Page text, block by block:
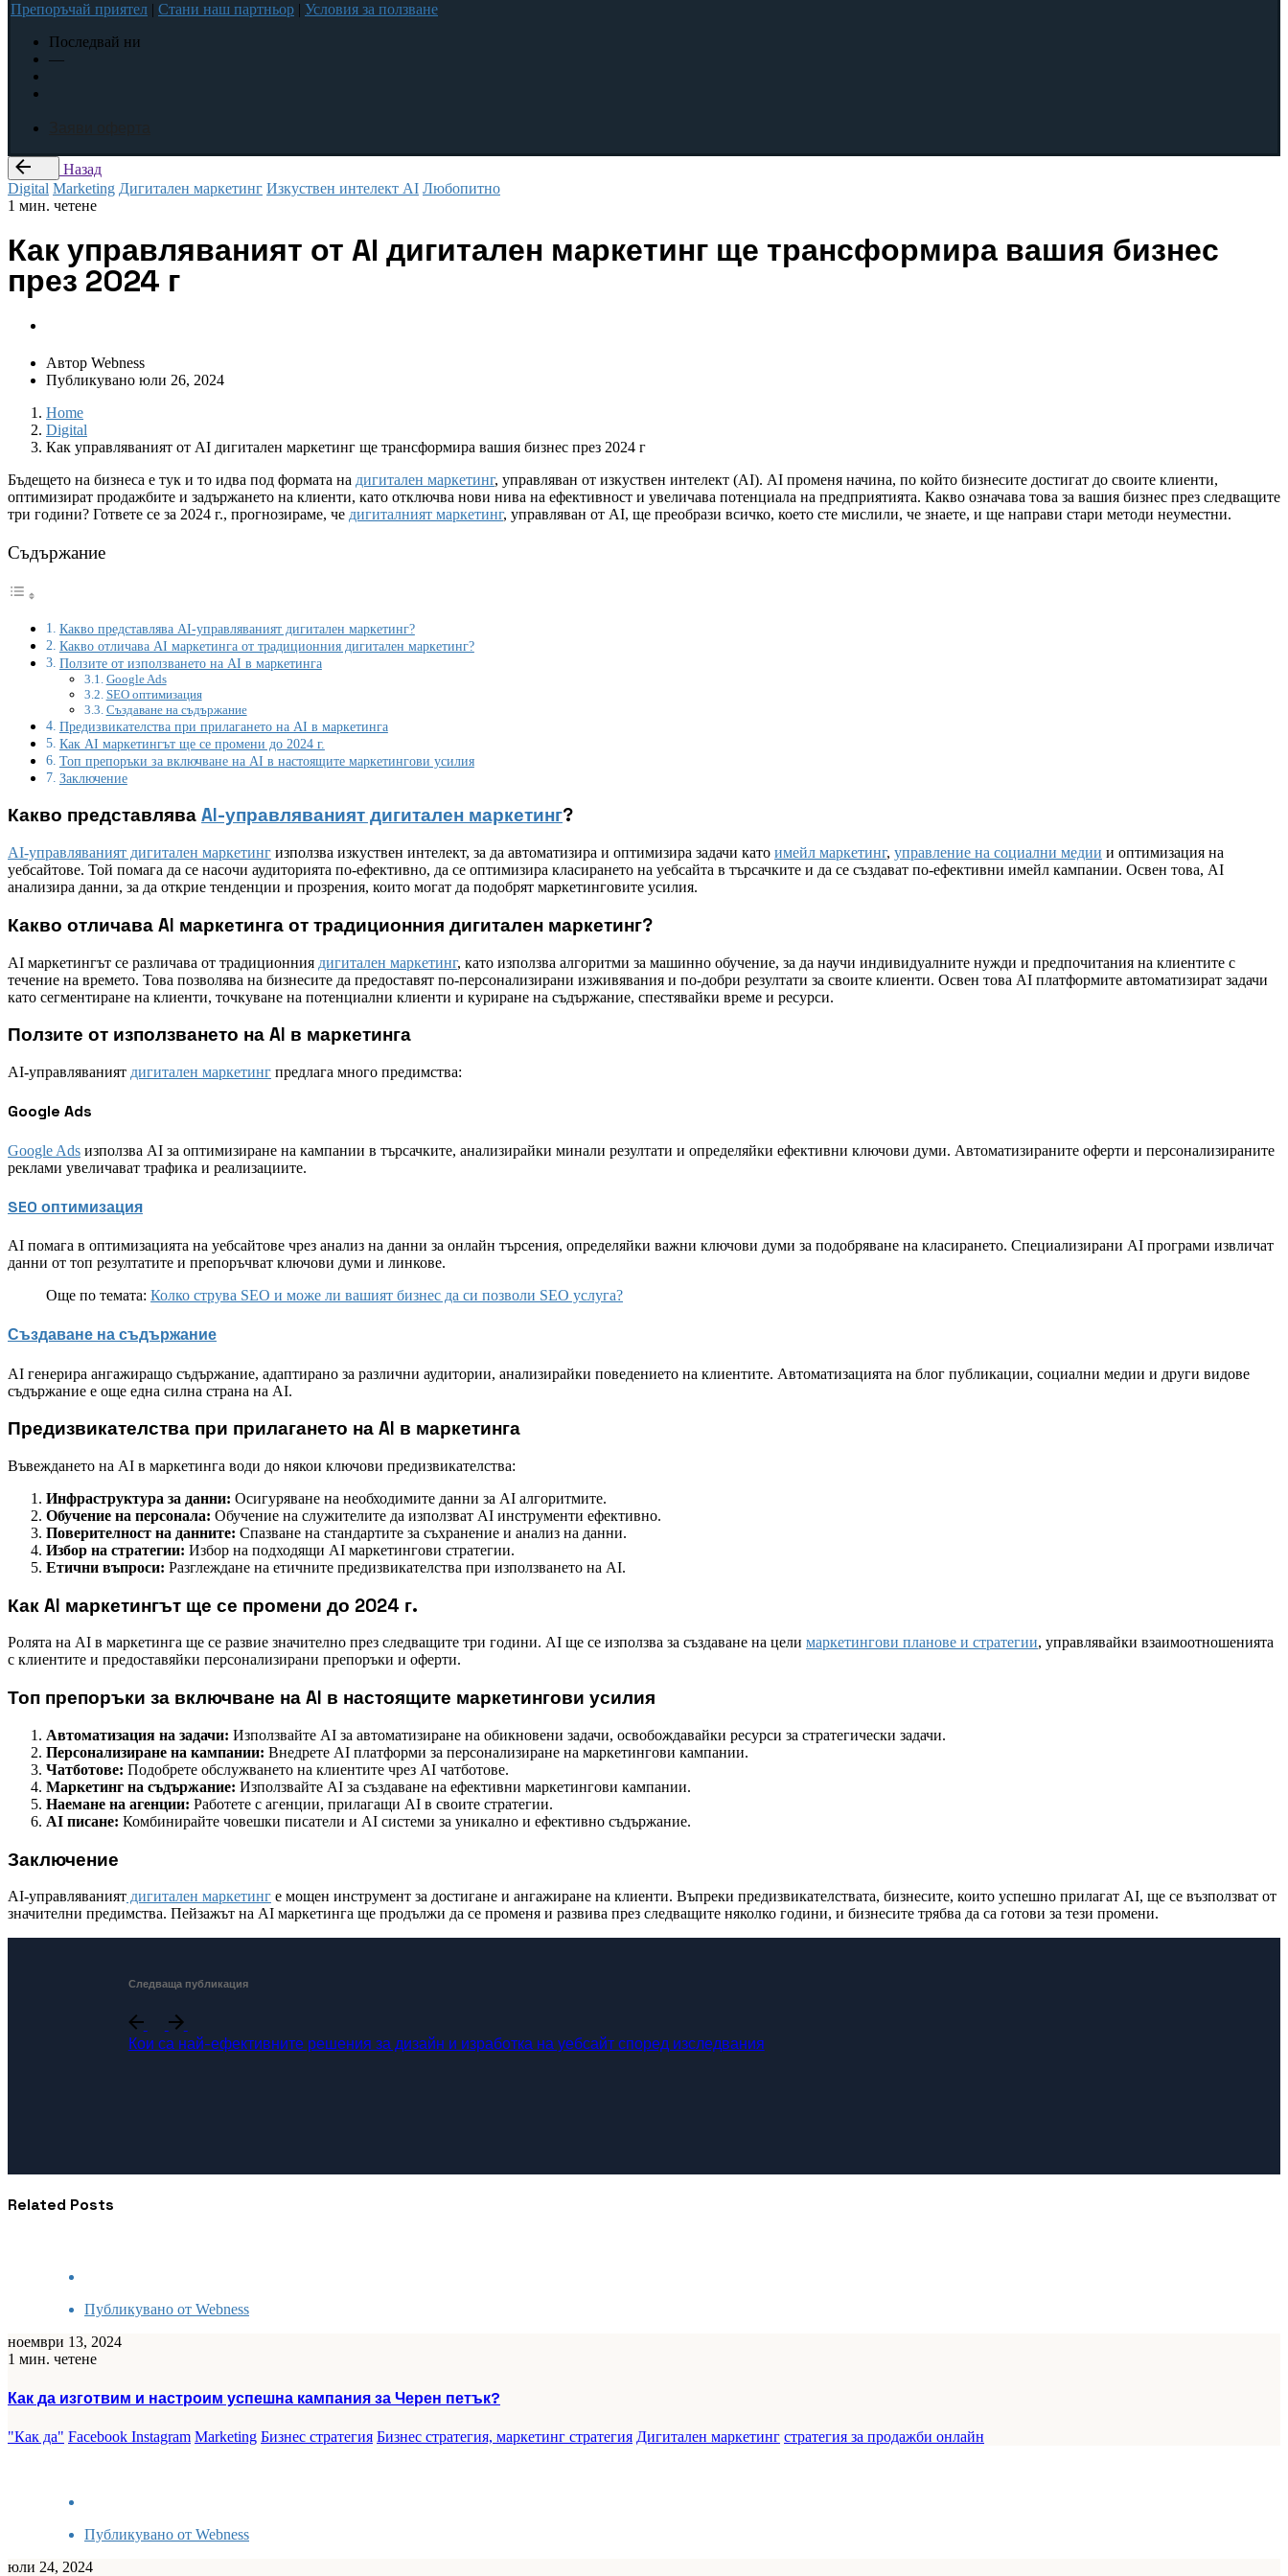
Препоръчай приятел | Стани наш партньор | Условия за ползване
Последвай ни
—
Назад
Digital Marketing Дигитален маркетинг Изкуствен интелект AI Любопитно
1 мин. четене
Как управляваният от AI дигитален маркетинг ще трансформира вашия бизнес
през 2024 г
Автор Webness
Публикувано юли 26, 2024
Home
Digital
Как управляваният от AI дигитален маркетинг ще трансформира вашия бизнес през 2024 г
Бъдещето на бизнеса е тук и то идва под формата на дигитален маркетинг, управляван от изкуствен интелект (AI). AI променя начина, по който бизнесите достигат до своите клиенти,
оптимизират продажбите и задържането на клиенти, като отключва нови нива на ефективност и увеличава потенциала на предприятията. Какво означава това за вашия бизнес през следващите
три години? Гответе се за 2024 г., прогнозираме, че дигиталният маркетинг, управляван от AI, ще преобрази всичко, което сте мислили, че знаете, и ще направи стари методи неуместни.
Съдържание
Какво представлява AI-управляваният дигитален маркетинг?
Какво отличава AI маркетинга от традиционния дигитален маркетинг?
Ползите от използването на AI в маркетинга
Google Ads
SEO оптимизация
Създаване на съдържание
Предизвикателства при прилагането на AI в маркетинга
Как AI маркетингът ще се промени до 2024 г.
Топ препоръки за включване на AI в настоящите маркетингови усилия
Заключение
Какво представлява AI-управляваният дигитален маркетинг?
AI-управляваният дигитален маркетинг използва изкуствен интелект, за да автоматизира и оптимизира задачи като имейл маркетинг, управление на социални медии и оптимизация на
уебсайтове. Той помага да се насочи аудиторията по-ефективно, да се оптимизира класирането на уебсайта в търсачките и да се създават по-ефективни имейл кампании. Освен това, AI
анализира данни, за да открие тенденции и прозрения, които могат да подобрят маркетинговите усилия.
Какво отличава AI маркетинга от традиционния дигитален маркетинг?
AI маркетингът се различава от традиционния дигитален маркетинг, като използва алгоритми за машинно обучение, за да научи индивидуалните нужди и предпочитания на клиентите с
течение на времето. Това позволява на бизнесите да предоставят по-персонализирани изживявания и по-добри резултати за своите клиенти. Освен това AI платформите автоматизират задачи
като сегментиране на клиенти, точкуване на потенциални клиенти и куриране на съдържание, спестявайки време и ресурси.
Ползите от използването на AI в маркетинга
AI-управляваният дигитален маркетинг предлага много предимства:
Google Ads
Google Ads използва AI за оптимизиране на кампании в търсачките, анализирайки минали резултати и определяйки ефективни ключови думи. Автоматизираните оферти и персонализираните
реклами увеличават трафика и реализациите.
SEO оптимизация
AI помага в оптимизацията на уебсайтове чрез анализ на данни за онлайн търсения, определяйки важни ключови думи за подобряване на класирането. Специализирани AI програми извличат
данни от топ резултатите и препоръчват ключови думи и линкове.
Още по темата: Колко струва SEO и може ли вашият бизнес да си позволи SEO услуга?
Създаване на съдържание
AI генерира ангажиращо съдържание, адаптирано за различни аудитории, анализирайки поведението на клиентите. Автоматизацията на блог публикации, социални медии и други видове
съдържание е още една силна страна на AI.
Предизвикателства при прилагането на AI в маркетинга
Въвеждането на AI в маркетинга води до някои ключови предизвикателства:
Инфраструктура за данни: Осигуряване на необходимите данни за AI алгоритмите.
Обучение на персонала: Обучение на служителите да използват AI инструменти ефективно.
Поверителност на данните: Спазване на стандартите за съхранение и анализ на данни.
Избор на стратегии: Избор на подходящи AI маркетингови стратегии.
Етични въпроси: Разглеждане на етичните предизвикателства при използването на AI.
Как AI маркетингът ще се промени до 2024 г.
Ролята на AI в маркетинга ще се развие значително през следващите три години. AI ще се използва за създаване на цели маркетингови планове и стратегии, управлявайки взаимоотношенията
с клиентите и предоставяйки персонализирани препоръки и оферти.
Топ препоръки за включване на AI в настоящите маркетингови усилия
Автоматизация на задачи: Използвайте AI за автоматизиране на обикновени задачи, освобождавайки ресурси за стратегически задачи.
Персонализиране на кампании: Внедрете AI платформи за персонализиране на маркетингови кампании.
Чатботове: Подобрете обслужването на клиентите чрез AI чатботове.
Маркетинг на съдържание: Използвайте AI за създаване на ефективни маркетингови кампании.
Наемане на агенции: Работете с агенции, прилагащи AI в своите стратегии.
AI писане: Комбинирайте човешки писатели и AI системи за уникално и ефективно съдържание.
Заключение
AI-управляваният дигитален маркетинг е мощен инструмент за достигане и ангажиране на клиенти. Въпреки предизвикателствата, бизнесите, които успешно прилагат AI, ще се възползват от
значителни предимства. Пейзажът на AI маркетинга ще продължи да се променя и развива през следващите няколко години, и бизнесите трябва да са готови за тези промени.
Следваща публикация
Кои са най-ефективните решения за дизайн и изработка на уебсайт според изследвания
Related Posts
Публикувано от Webness
ноември 13, 2024
1 мин. четене
Как да изготвим и настроим успешна кампания за Черен петък?
"Как да" Facebook Instagram Marketing Бизнес стратегия Бизнес стратегия, маркетинг стратегия Дигитален маркетинг стратегия за продажби онлайн
Публикувано от Webness
юли 24, 2024